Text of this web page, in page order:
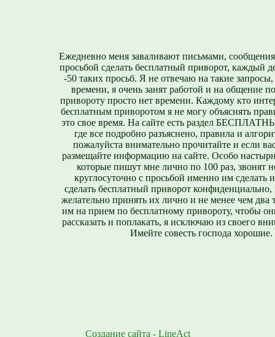
Ежедневно меня заваливают письмами,
просьбой сделать бесплатный приворот, каждый
-50 таких просьб. Я не отвечаю на такие
времени, я очень занят работой и на общение
привороту просто нет времени. Каждому кто
бесплатным приворотом я не могу объяснять
это свое время. На сайте есть раздел
где все подробно разъяснено, правила и
пожалуйста внимательно прочитайте и если
размещайте информацию на сайте. Особо
которые пишут мне лично по 100 раз, звонят
круглосуточно с просьбой именно им сделать
сделать бесплатный приворот конфиденциально,
желательно принять их лично и не менее чем два
им на прием по бесплатному привороту, чтобы
рассказать и поплакать, я исключаю из своего
Имейте совесть господа хорошие.
Создание сайта - LineAct